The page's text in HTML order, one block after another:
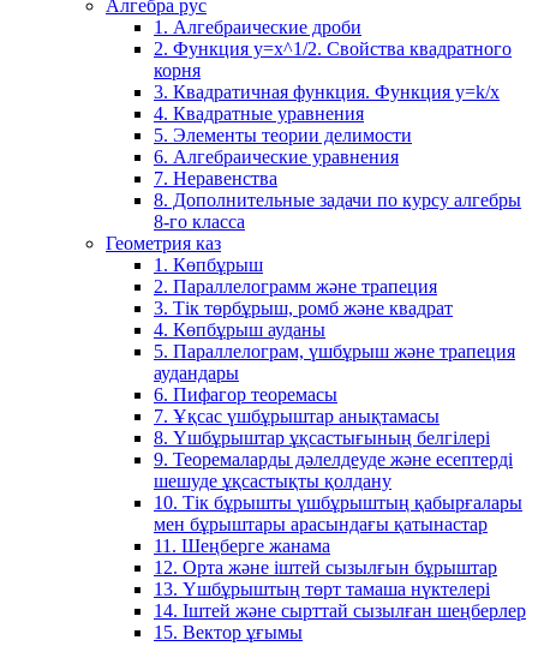
Алгебра рус
1. Алгебраические дроби
2. Функция y=x^1/2. Свойства квадратного
корня
3. Квадратичная функция. Функция у=k/x
4. Квадратные уравнения
5. Элементы теории делимости
6. Алгебраические уравнения
7. Неравенства
8. Дополнительные задачи по курсу алгебры
8-го класса
Геометрия каз
1. Көпбұрыш
2. Параллелограмм және трапеция
3. Тік төрбұрыш, ромб және квадрат
4. Көпбұрыш ауданы
5. Параллелограм, үшбұрыш және трапеция
аудандары
6. Пифагор теоремасы
7. Ұқсас үшбұрыштар анықтамасы
8. Үшбұрыштар ұқсастығының белгілері
9. Теоремаларды дәлелдеуде және есептерді
шешуде ұқсастықты қолдану
10. Тік бұрышты үшбұрыштың қабырғалары
мен бұрыштары арасындағы қатынастар
11. Шеңберге жанама
12. Орта және іштей сызылғын бұрыштар
13. Үшбұрыштың төрт тамаша нүктелері
14. Іштей және сырттай сызылған шеңберлер
15. Вектор ұғымы